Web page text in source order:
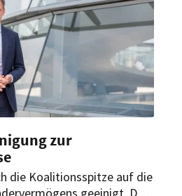
zur
die Koalitionsspitze auf die
geeinigt. Der